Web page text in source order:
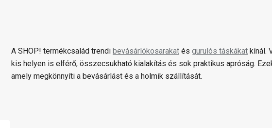
A SHOP! termékcsalád trendi bevásárlókosarakat és gurulós táskákat kínál.
kis helyen is elférő, összecsukható kialakítás és sok praktikus apróság.
amely megkönnyíti a bevásárlást és a holmik szállítását.